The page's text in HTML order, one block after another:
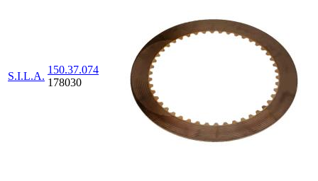
S.I.L.A.
150.37.074
178030